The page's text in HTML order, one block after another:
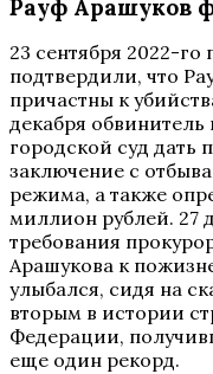
Рауф Арашуков
23 сентября 2022-
подтвердили, что
причастны к
декабря
городской суд дать
заключение с
режима, а также
миллион рублей. 27
требования
Арашукова к
улыбался, сидя на
вторым в истории
Федерации,
еще один рекорд.